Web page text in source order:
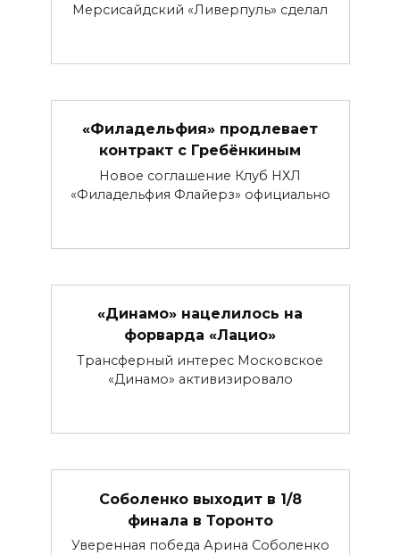
Мерсисайдский «Ливерпуль» сделал
«Филадельфия» продлевает
контракт с Гребёнкиным
Новое соглашение Клуб НХЛ
«Филадельфия Флайерз» официально
«Динамо» нацелилось на
форварда «Лацио»
Трансферный интерес Московское
«Динамо» активизировало
Соболенко выходит в 1/8
финала в Торонто
Уверенная победа Арина Соболенко